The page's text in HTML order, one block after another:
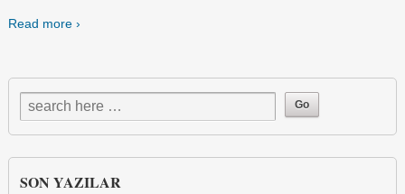
Read more ›
SON YAZILAR